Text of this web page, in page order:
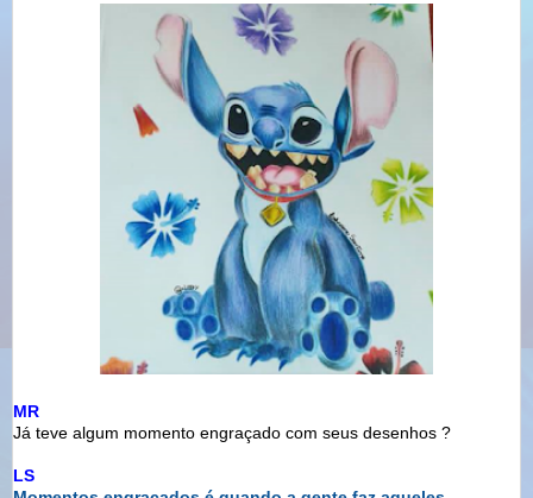
MR
Já teve algum momento engraçado com seus desenhos ?
LS